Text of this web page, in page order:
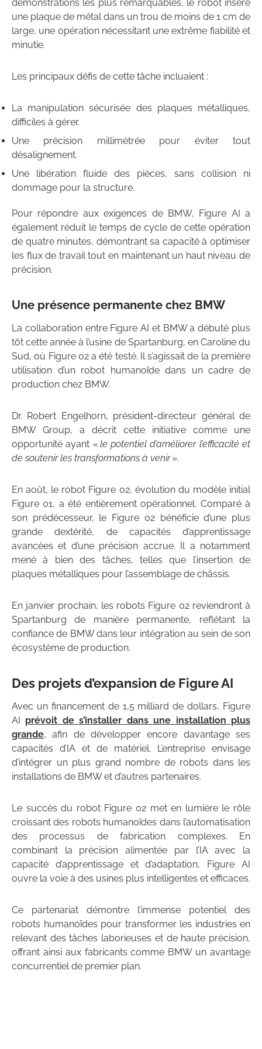
démonstrations les plus remarquables, le robot insère
une plaque de métal dans un trou de moins de 1 cm de
large, une opération nécessitant une extrême fiabilité et
minutie.
Les principaux défis de cette tâche incluaient :
La manipulation sécurisée des plaques métalliques,
difficiles à gérer.
Une précision millimétrée pour éviter tout
désalignement.
Une libération fluide des pièces, sans collision ni
dommage pour la structure.
Pour répondre aux exigences de BMW, Figure AI a
également réduit le temps de cycle de cette opération
de quatre minutes, démontrant sa capacité à optimiser
les flux de travail tout en maintenant un haut niveau de
précision.
Une présence permanente chez BMW
La collaboration entre Figure AI et BMW a débuté plus
tôt cette année à l’usine de Spartanburg, en Caroline du
Sud, où Figure 02 a été testé. Il s’agissait de la première
utilisation d’un robot humanoïde dans un cadre de
production chez BMW.
Dr. Robert Engelhorn, président-directeur général de
BMW Group, a décrit cette initiative comme une
opportunité ayant «le potentiel d’améliorer l’efficacité et
de soutenir les transformations à venir».
En août, le robot Figure 02, évolution du modèle initial
Figure 01, a été entièrement opérationnel. Comparé à
son prédécesseur, le Figure 02 bénéficie d’une plus
grande dextérité, de capacités d’apprentissage
avancées et d’une précision accrue. Il a notamment
mené à bien des tâches, telles que l’insertion de
plaques métalliques pour l’assemblage de châssis.
En janvier prochain, les robots Figure 02 reviendront à
Spartanburg de manière permanente, reflétant la
confiance de BMW dans leur intégration au sein de son
écosystème de production.
Des projets d’expansion de Figure AI
Avec un financement de 1,5 milliard de dollars, Figure
AI prévoit de s’installer dans une installation plus
grande, afin de développer encore davantage ses
capacités d’IA et de matériel. L’entreprise envisage
d’intégrer un plus grand nombre de robots dans les
installations de BMW et d’autres partenaires.
Le succès du robot Figure 02 met en lumière le rôle
croissant des robots humanoïdes dans l’automatisation
des processus de fabrication complexes. En
combinant la précision alimentée par l’IA avec la
capacité d’apprentissage et d’adaptation, Figure AI
ouvre la voie à des usines plus intelligentes et efficaces.
Ce partenariat démontre l’immense potentiel des
robots humanoïdes pour transformer les industries en
relevant des tâches laborieuses et de haute précision,
offrant ainsi aux fabricants comme BMW un avantage
concurrentiel de premier plan.